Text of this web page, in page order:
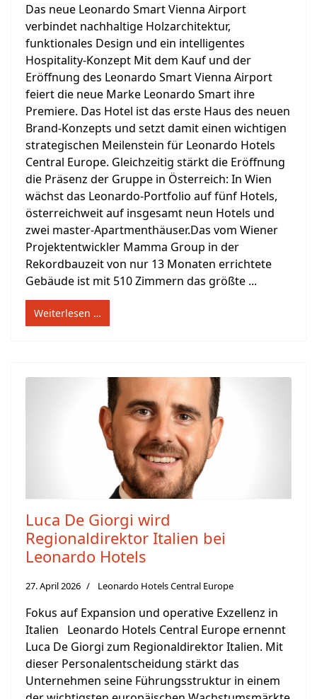
Das neue Leonardo Smart Vienna Airport
verbindet nachhaltige Holzarchitektur,
funktionales Design und ein intelligentes
Hospitality-Konzept Mit dem Kauf und der
Eröffnung des Leonardo Smart Vienna Airport
feiert die neue Marke Leonardo Smart ihre
Premiere. Das Hotel ist das erste Haus des neuen
Brand-Konzepts und setzt damit einen wichtigen
strategischen Meilenstein für Leonardo Hotels
Central Europe. Gleichzeitig stärkt die Eröffnung
die Präsenz der Gruppe in Österreich: In Wien
wächst das Leonardo-Portfolio auf fünf Hotels,
österreichweit auf insgesamt neun Hotels und
zwei master-Apartmenthäuser.Das vom Wiener
Projektentwickler Mamma Group in der
Rekordbauzeit von nur 13 Monaten errichtete
Gebäude ist mit 510 Zimmern das größte ...
Weiterlesen …
Luca De Giorgi wird
Regionaldirektor Italien bei
Leonardo Hotels
27. April 2026 Leonardo Hotels Central Europe
Fokus auf Expansion und operative Exzellenz in
Italien Leonardo Hotels Central Europe ernennt
Luca De Giorgi zum Regionaldirektor Italien. Mit
dieser Personalentscheidung stärkt das
Unternehmen seine Führungsstruktur in einem